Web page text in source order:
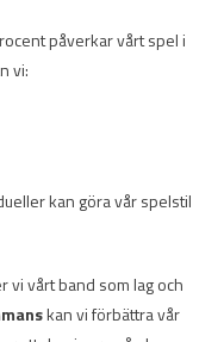
påverkar vårt spel i
vi:
kan göra vår spelstil
vi vårt band som lag och
kan vi förbättra vår